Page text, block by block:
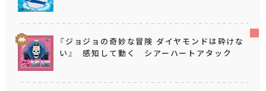
『ジョジョの奇妙な冒険 ダイヤモンドは砕けな
い』 感知して動く シアーハートアタック